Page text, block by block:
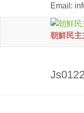
Email:
朝鮮民
Js0122